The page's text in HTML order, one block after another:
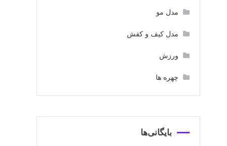
مدل مو
مدل کیف و کفش
ورزش
چهره ها
بایگانی‌ها